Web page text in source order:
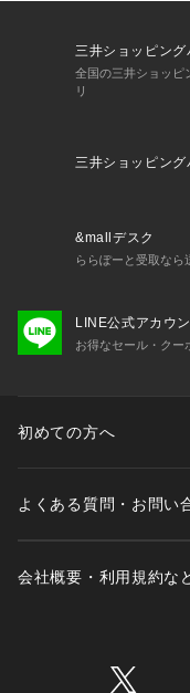
三井ショッピング
全国の三井ショッピ
リ
三井ショッピング
&mallデスク
ららぽーと受取なら
LINE公式アカウン
お得なセール・クー
初めての方へ
よくある質問・お問い
会社概要・利用規約な